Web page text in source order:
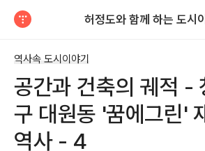
허정도와 함께 하는 도시
역사속 도시이야기
공간과 건축의 궤적 -
구 대원동 '꿈에그린'
역사 - 4